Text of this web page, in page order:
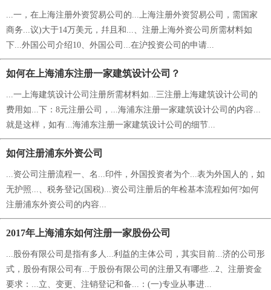
...一，在上海注册外资贸易公司的...上海注册外资贸易公司，需国家
商务...议)大于14万美元，幷且和...、注册上海外资公司所需材料如
下...外国公司介绍10、外国公司...在沪投资公司的申请...
如何在上海浦东注册一家建筑设计公司？
...一上海建筑设计公司注册所需材料如...三注册上海建筑设计公司的
费用如...下：8元注册公司，...海浦东注册一家建筑设计公司的内容...
就是这样，如有...海浦东注册一家建筑设计公司的细节...
如何注册浦东外资公司
...资公司注册流程一、名...印件，外国投资者为个...表为外国人的，如
无护照...、税务登记(国税)...资公司注册后的年检基本流程如何?如何
注册浦东外资公司的内容...
2017年上海浦东如何注册一家股份公司
...股份有限公司是指有多人...利益的主体公司，其实目前...济的公司形
式，股份有限公司有...于股份有限公司的注册又有哪些...2、注册资金
要求：...立、变更、注销登记和备...：(一)专业从事进...